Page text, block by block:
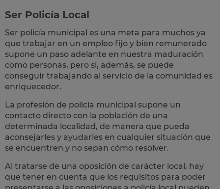
Ser Policía Local
Ser policía municipal es una meta para muchos ya
que trabajar en un empleo fijo y bien remunerado
supone un paso adelante en nuestra maduración
como personas, pero si, además, se puede
conseguir trabajando al servicio de la comunidad es
enriquecedor.
La profesión de policía municipal supone un
contacto directo con la población de una
determinada localidad, de manera que pueda
aconsejarles y ayudarles en cualquier situación que
se encuentren y no sepan cómo resolver.
Al tratarse de una oposición de carácter local, hay
que tener en cuenta que los requisitos para poder